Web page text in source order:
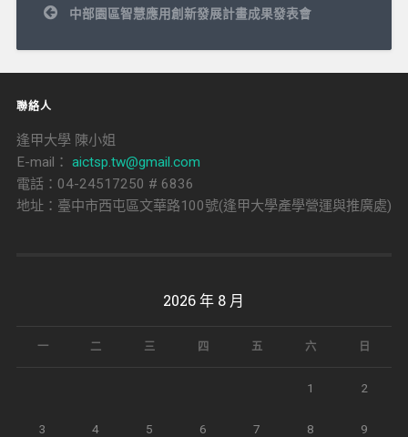
文
章
覽
中部園區智慧應用創新發展計畫成果發表會
聯絡人
逢甲大學 陳小姐
E-mail： aictsp.tw@gmail.com
電話：04-24517250 # 6836
地址：臺中市西屯區文華路100號(逢甲大學產學營運與推廣處)
2026 年 8 月
一 二 三 四 五 六 日
1 2
3 4 5 6 7 8 9